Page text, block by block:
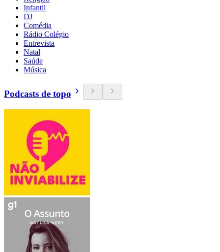
Infantil
DJ
Comédia
Rádio Colégio
Entrevista
Natal
Saúde
Música
Podcasts de topo